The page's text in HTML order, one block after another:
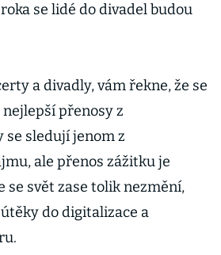
se lidé do divadel budou
a divadly, vám řekne, že se
přenosy z
sledují jenom z
ale přenos zážitku je
se svět zase tolik nezmění,
do digitalizace a